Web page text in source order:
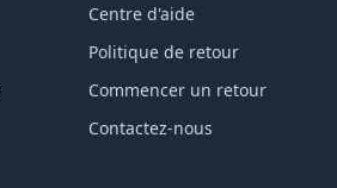
Centre d'aide
Politique de retour
Commencer un retour
Contactez-nous